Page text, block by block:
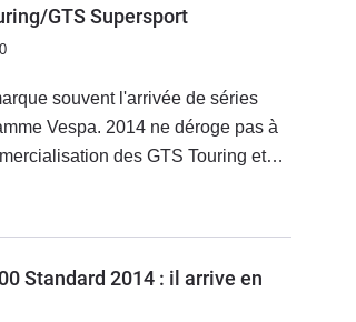
GTS Supersport
0
souvent l'arrivée de séries
ne déroge pas à
des GTS Touring et
et sportivité comme le prouve la
à des graphiques et des
Standard 2014 : il arrive en